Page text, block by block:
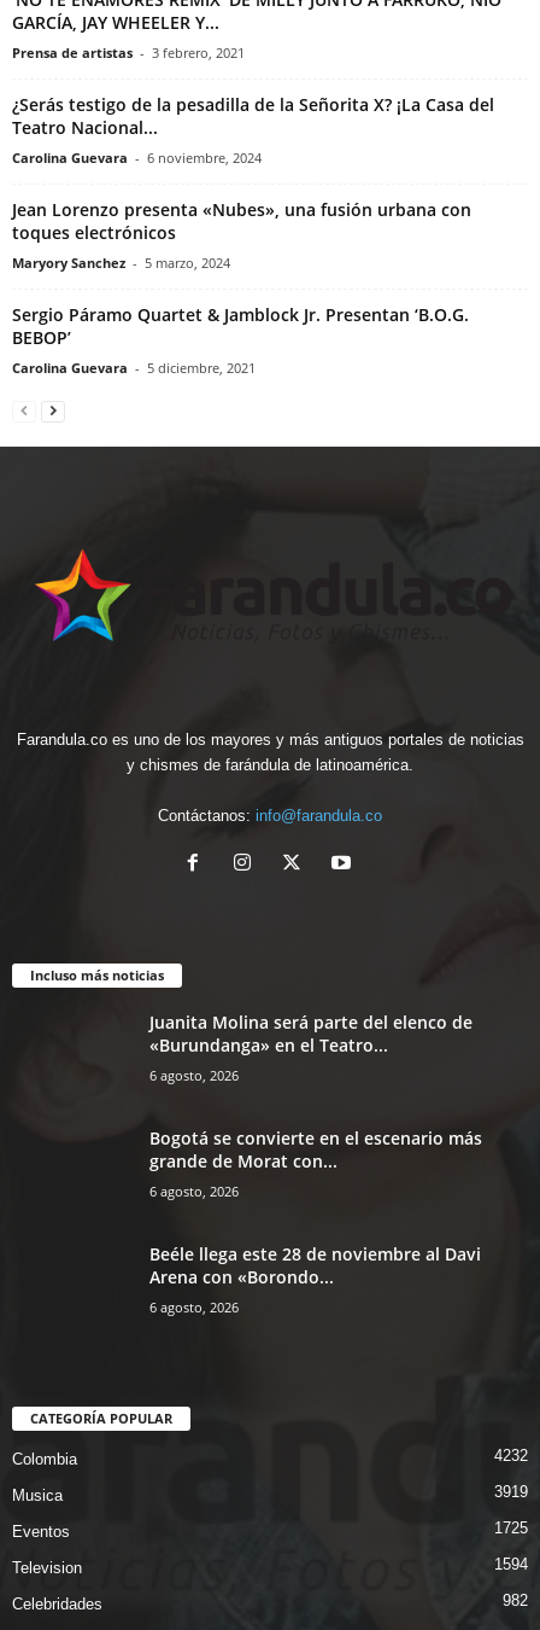
GARCÍA, JAY WHEELER Y...
Prensa de artistas - 3 febrero, 2021
¿Serás testigo de la pesadilla de la Señorita X? ¡La Casa del
Teatro Nacional...
Carolina Guevara - 6 noviembre, 2024
Jean Lorenzo presenta «Nubes», una fusión urbana con
toques electrónicos
Maryory Sanchez - 5 marzo, 2024
Sergio Páramo Quartet & Jamblock Jr. Presentan ‘B.O.G.
BEBOP’
Carolina Guevara - 5 diciembre, 2021
Farandula.co es uno de los mayores y más antiguos portales de noticias
y chismes de farándula de latinoamérica.
Contáctanos: info@farandula.co
Incluso más noticias
Juanita Molina será parte del elenco de
«Burundanga» en el Teatro...
6 agosto, 2026
Bogotá se convierte en el escenario más
grande de Morat con...
6 agosto, 2026
Beéle llega este 28 de noviembre al Davi
Arena con «Borondo...
6 agosto, 2026
CATEGORÍA POPULAR
Colombia 4232
Musica 3919
Eventos 1725
Television 1594
Celebridades
982